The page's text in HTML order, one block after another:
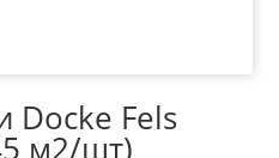
Docke Fels
м2/шт)